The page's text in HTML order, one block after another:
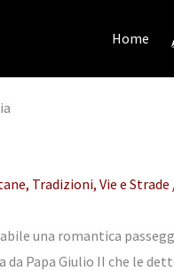
Home
, Tradizioni, Vie e Strade
una romantica
Papa Giulio II che le